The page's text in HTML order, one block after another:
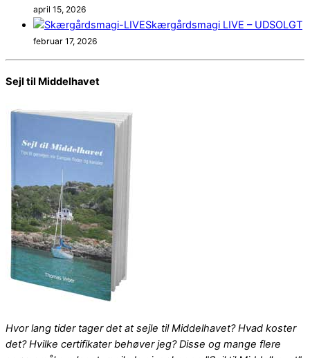
april 15, 2026
Skærgårdsmagi LIVE – UDSOLGT
februar 17, 2026
Sejl til Middelhavet
Hvor lang tider tager det at sejle til Middelhavet? Hvad koster
det? Hvilke certifikater behøver jeg? Disse og mange flere